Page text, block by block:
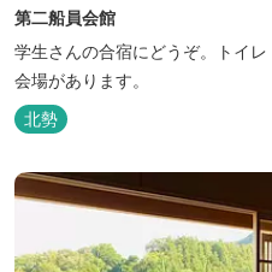
第二船員会館
学生さんの合宿にどうぞ。トイ
会場があります。
北勢